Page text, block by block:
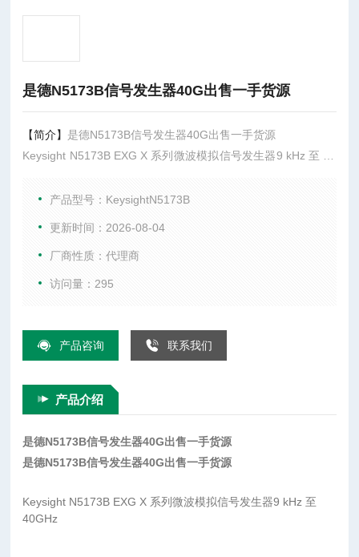
是德N5173B信号发生器40G出售一手货源
【简介】 是德N5173B信号发生器40G出售一手货源
Keysight N5173B EXG X 系列微波模拟信号发生器9 kHz 至 40
GHz 时，20 kHz 频偏处的相位噪声 -122 dBc/Hz 频率转换 600
产品型号：KeysightN5173B
更新时间：2026-08-04
厂商性质：代理商
访问量：295
产品咨询 联系我们
产品介绍
是德N5173B信号发生器40G出售一手货源
是德N5173B信号发生器40G出售一手货源
Keysight N5173B EXG X 系列微波模拟信号发生器9 kHz 至
40GHz